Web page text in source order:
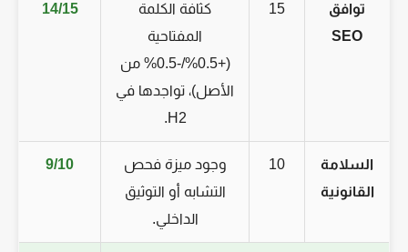
توافق
SEO
كثافة الكلمة
المفتاحية
(+0.5%/-0.5% من
الأصل)، تواجدها في
H2.
14/15
السلامة
القانونية
وجود ميزة فحص
التشابه أو التوثيق
الداخلي.
9/10